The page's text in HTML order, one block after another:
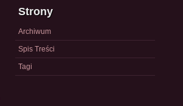
Strony
Archiwum
Spis Treści
Tagi